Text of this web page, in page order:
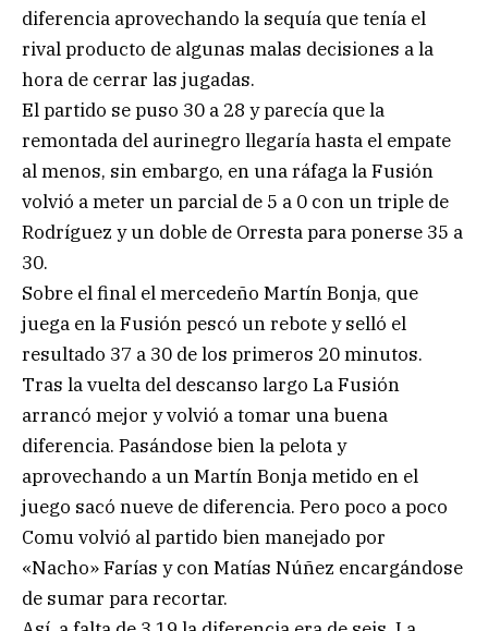
diferencia aprovechando la sequía que tenía el
rival producto de algunas malas decisiones a la
hora de cerrar las jugadas.
El partido se puso 30 a 28 y parecía que la
remontada del aurinegro llegaría hasta el empate
al menos, sin embargo, en una ráfaga la Fusión
volvió a meter un parcial de 5 a 0 con un triple de
Rodríguez y un doble de Orresta para ponerse 35 a
30.
Sobre el final el mercedeño Martín Bonja, que
juega en la Fusión pescó un rebote y selló el
resultado 37 a 30 de los primeros 20 minutos.
Tras la vuelta del descanso largo La Fusión
arrancó mejor y volvió a tomar una buena
diferencia. Pasándose bien la pelota y
aprovechando a un Martín Bonja metido en el
juego sacó nueve de diferencia. Pero poco a poco
Comu volvió al partido bien manejado por
«Nacho» Farías y con Matías Núñez encargándose
de sumar para recortar.